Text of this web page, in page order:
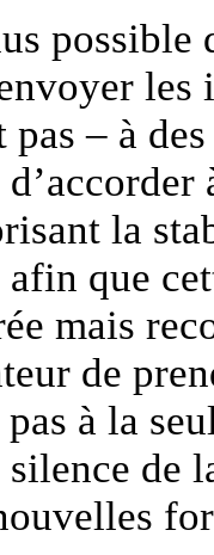
possible
les
pas – à
la
que
mais
de
pas à la
silence de